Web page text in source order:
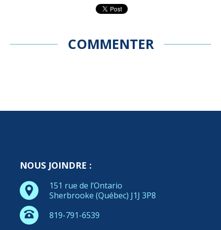
COMMENTER
NOUS JOINDRE :
151 rue de l’Ontario
Sherbrooke (Québec) J1J 3P8
819-791-6539